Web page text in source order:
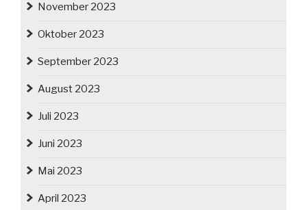
November 2023
Oktober 2023
September 2023
August 2023
Juli 2023
Juni 2023
Mai 2023
April 2023